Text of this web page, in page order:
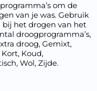
om de
van je was. Gebruik
het drogen van het
droogprogramma’s,
droog, Gemixt,
Koud,
Wol, Zijde.